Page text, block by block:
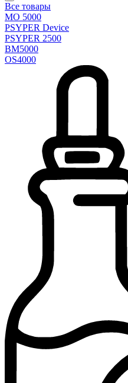
Все товары
MO 5000
PSYPER Device
PSYPER 2500
BM5000
OS4000